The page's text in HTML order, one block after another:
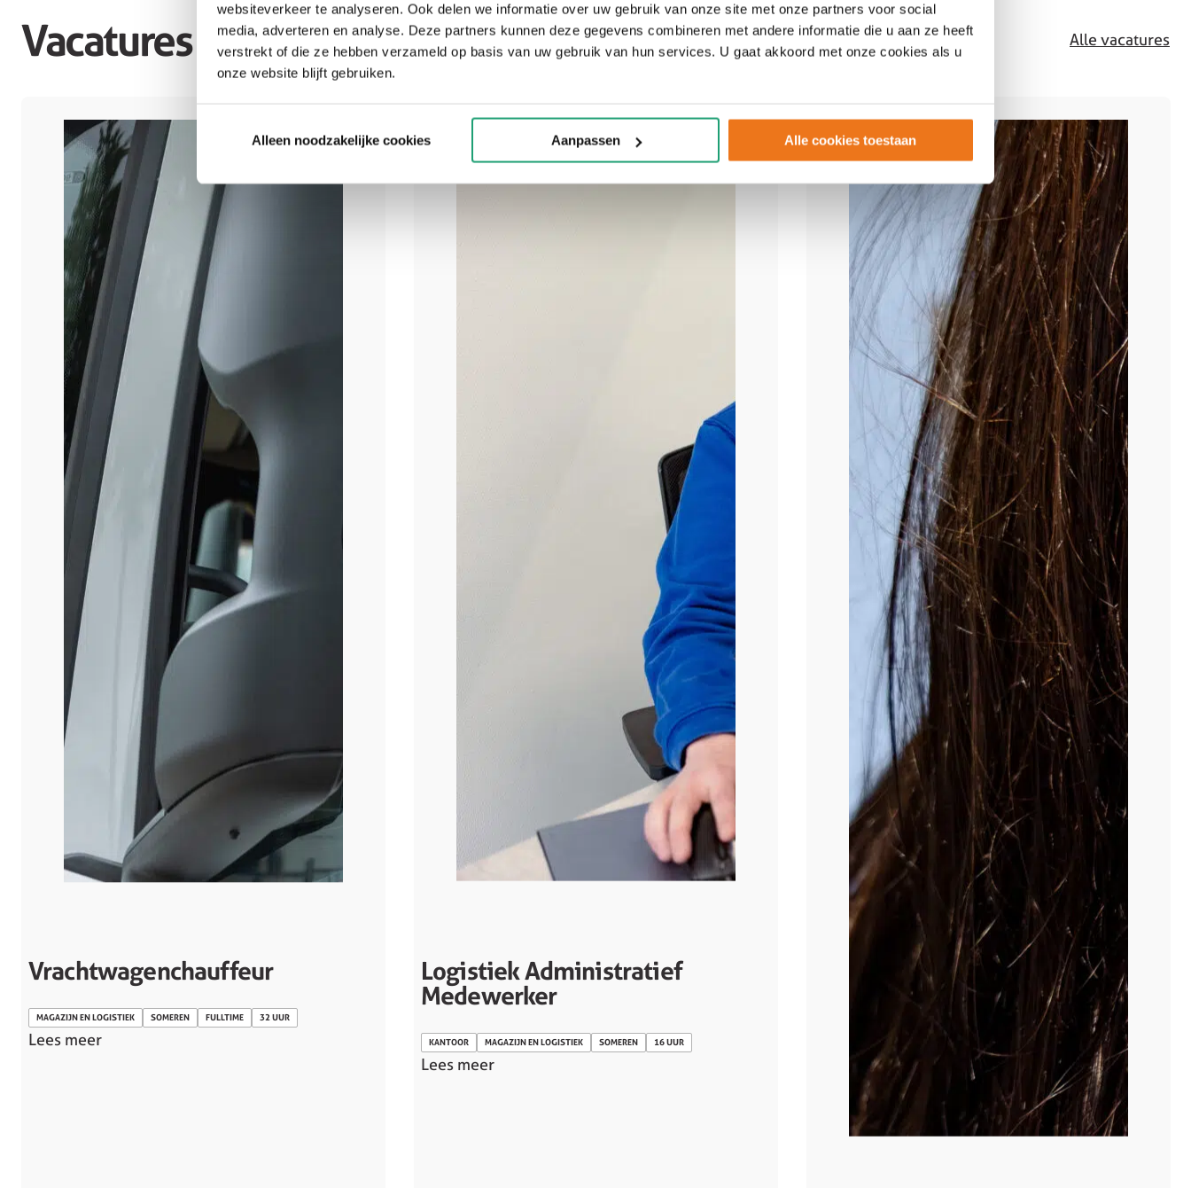
websiteverkeer te analyseren. Ook delen we informatie over uw gebruik van onze site met onze partners voor social
media, adverteren en analyse. Deze partners kunnen deze gegevens combineren met andere informatie die u aan ze heeft
verstrekt of die ze hebben verzameld op basis van uw gebruik van hun services. U gaat akkoord met onze cookies als u
onze website blijft gebruiken.
Alleen noodzakelijke cookies Aanpassen Alle cookies toestaan
Vacatures Alle vacatures
Vrachtwagenchauffeur
MAGAZIJN EN LOGISTIEK SOMEREN FULLTIME 32 UUR
Lees meer
Logistiek Administratief
Medewerker
KANTOOR MAGAZIJN EN LOGISTIEK SOMEREN 16 UUR
Lees meer